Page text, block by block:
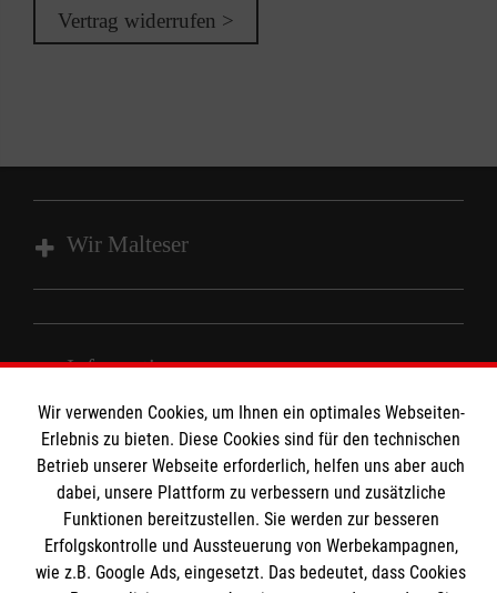
Vertrag widerrufen >
Wir Malteser
Unsere Kurse
Das MBZ Westfalen
Informationen
Downloads
Impressum
Datenschutz
Barrierefreiheit
Malteser online
Malteserorden
Wir verwenden Cookies, um Ihnen ein optimales Webseiten-
Erlebnis zu bieten. Diese Cookies sind für den technischen
Betrieb unserer Webseite erforderlich, helfen uns aber auch
dabei, unsere Plattform zu verbessern und zusätzliche
Funktionen bereitzustellen. Sie werden zur besseren
Erfolgskontrolle und Aussteuerung von Werbekampagnen,
wie z.B. Google Ads, eingesetzt. Das bedeutet, dass Cookies